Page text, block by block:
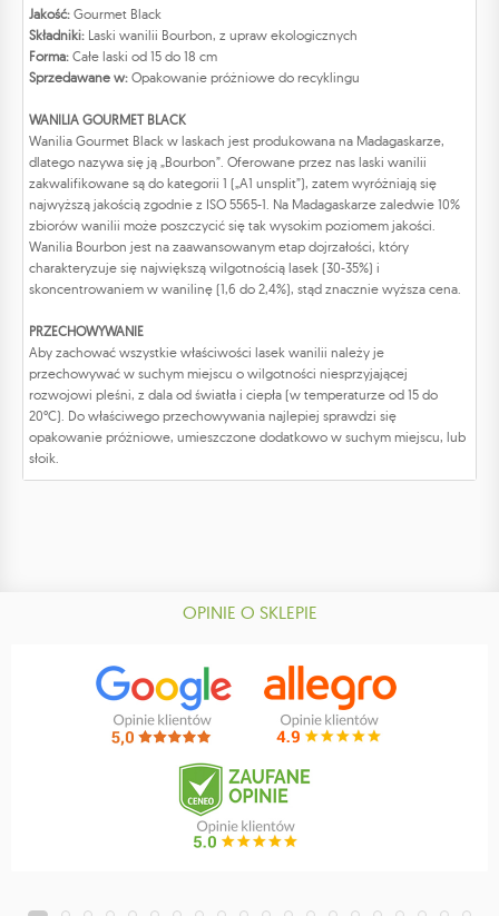
Jakość: Gourmet Black
Składniki: Laski wanilii Bourbon, z upraw ekologicznych
Forma: Całe laski od 15 do 18 cm
Sprzedawane w: Opakowanie próżniowe do recyklingu
WANILIA GOURMET BLACK
Wanilia Gourmet Black w laskach jest produkowana na Madagaskarze,
dlatego nazywa się ją „Bourbon”. Oferowane przez nas laski wanilii
zakwalifikowane są do kategorii 1 („A1 unsplit”), zatem wyróżniają się
najwyższą jakością zgodnie z ISO 5565-1. Na Madagaskarze zaledwie 10%
zbiorów wanilii może poszczycić się tak wysokim poziomem jakości.
Wanilia Bourbon jest na zaawansowanym etap dojrzałości, który
charakteryzuje się największą wilgotnością lasek (30-35%) i
skoncentrowaniem w wanilinę (1,6 do 2,4%), stąd znacznie wyższa cena.
PRZECHOWYWANIE
Aby zachować wszystkie właściwości lasek wanilii należy je
przechowywać w suchym miejscu o wilgotności niesprzyjającej
rozwojowi pleśni, z dala od światła i ciepła (w temperaturze od 15 do
20°C). Do właściwego przechowywania najlepiej sprawdzi się
opakowanie próżniowe, umieszczone dodatkowo w suchym miejscu, lub
słoik.
OPINIE O SKLEPIE